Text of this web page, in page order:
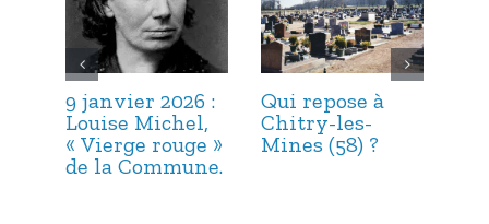
9 janvier 2026 :
Louise Michel,
« Vierge rouge »
de la Commune.
Qui repose à
Chitry-les-
Mines (58) ?